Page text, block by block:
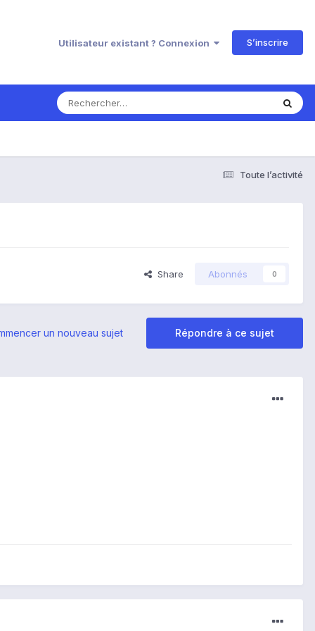
Utilisateur existant ? Connexion S’inscrire
Toute l’activité
Share Abonnés 0
Répondre à ce sujet
un nouveau sujet